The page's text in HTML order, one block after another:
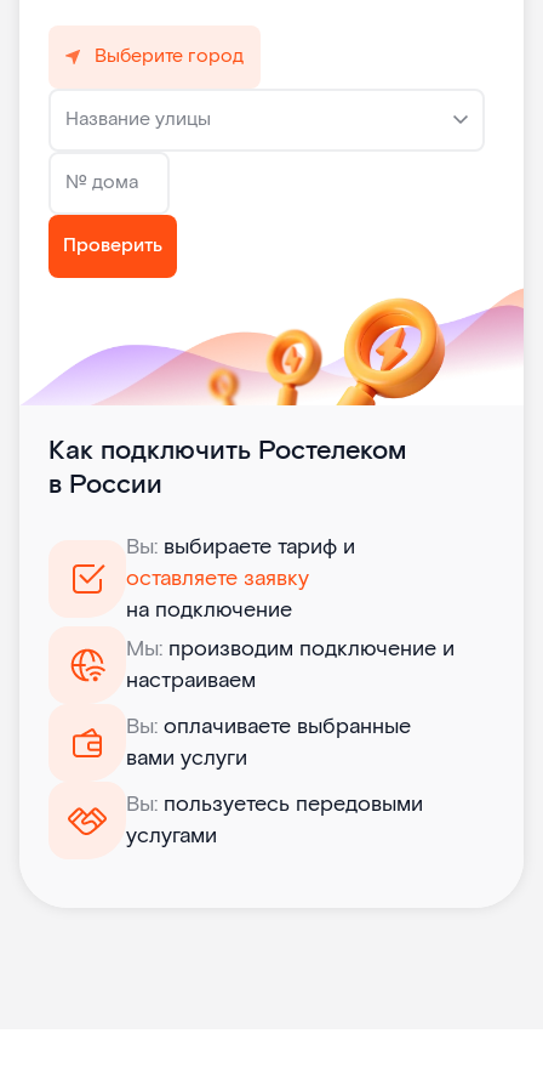
Выберите город
Название улицы
№ дома
Проверить
Как подключить Ростелеком
в России
Вы: выбираете тариф и
оставляете заявку
на подключение
Мы: производим подключение и
настраиваем
Вы: оплачиваете выбранные
вами услуги
Вы: пользуетесь передовыми
услугами